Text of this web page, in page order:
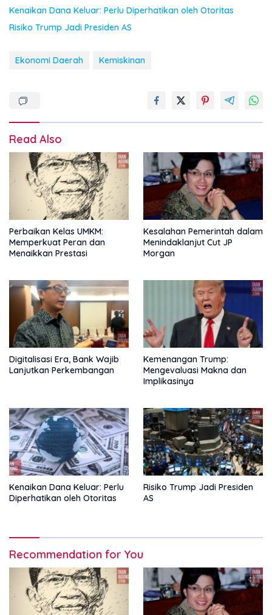
Kenaikan Dana Keluar: Perlu Diperhatikan oleh Otoritas
Risiko Trump Jadi Presiden AS
Ekonomi Daerah Kemiskinan
Read Also
Perbaikan Kelas UMKM:
Memperkuat Peran dan
Menaikkan Prestasi
Kesalahan Pemerintah dalam
Menindaklanjut Cut JP
Morgan
Digitalisasi Era, Bank Wajib
Lanjutkan Perkembangan
Kemenangan Trump:
Mengevaluasi Makna dan
Implikasinya
Kenaikan Dana Keluar: Perlu
Diperhatikan oleh Otoritas
Risiko Trump Jadi Presiden
AS
Recommendation for You